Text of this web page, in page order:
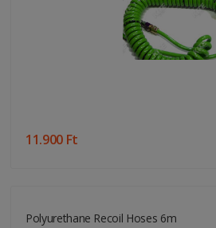
11.900 Ft
Polyurethane Recoil Hoses 6m